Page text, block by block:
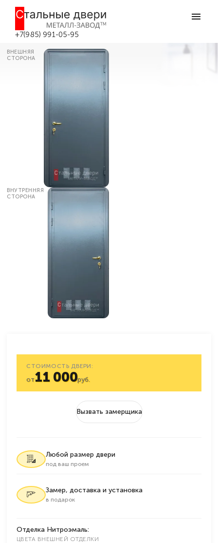
+7(985) 991-05-95
Дверь входная для котельной №9 в
Боровске
Главная
ВНЕШНЯЯ
СТОРОНА
ВНУТРЕННЯЯ
СТОРОНА
СТОИМОСТЬ ДВЕРИ:
от11 000руб.
Вызвать замерщика
Любой размер двери
под ваш проем
Замер, доставка и установка
в подарок
Отделка Нитроэмаль:
ЦВЕТА ВНЕШНЕЙ ОТДЕЛКИ